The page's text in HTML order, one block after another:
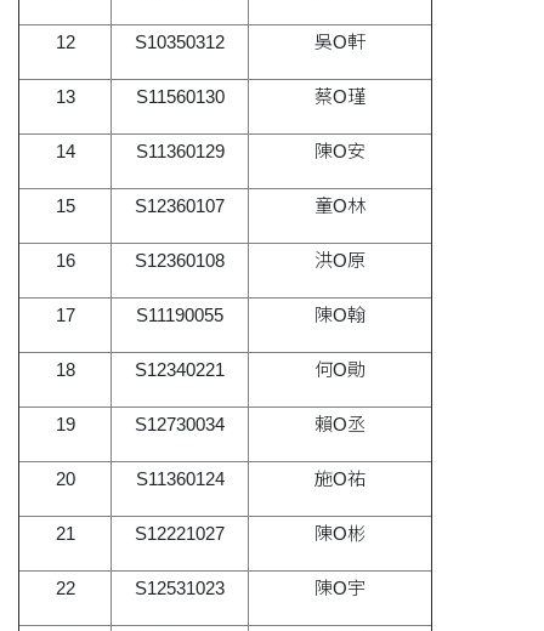
12 S10350312 吳O軒
13 S11560130 蔡O瑾
14 S11360129 陳O安
15 S12360107 童O林
16 S12360108 洪O原
17 S11190055 陳O翰
18 S12340221 何O勛
19 S12730034 賴O丞
20 S11360124 施O祐
21 S12221027 陳O彬
22 S12531023 陳O宇